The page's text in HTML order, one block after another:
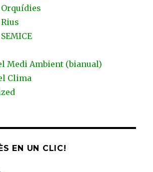
Medi Ambient (bianual)
Clima
EN UN CLIC!